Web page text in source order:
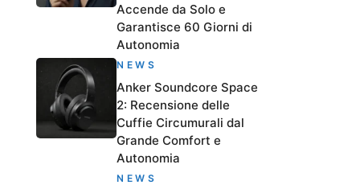
Accende da Solo e
Garantisce 60 Giorni di
Autonomia
NEWS
Anker Soundcore Space
2: Recensione delle
Cuffie Circumurali dal
Grande Comfort e
Autonomia
NEWS